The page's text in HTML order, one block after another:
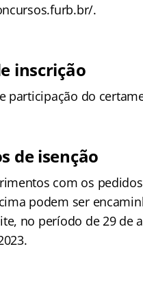
.
inscrição
participação do
de isenção
com os
podem ser
no período de 29 de